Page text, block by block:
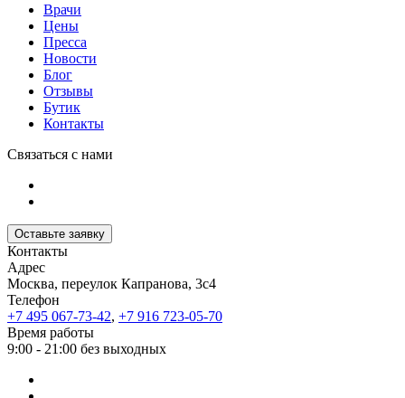
Врачи
Цены
Пресса
Новости
Блог
Отзывы
Бутик
Контакты
Связаться с нами
Оставьте заявку
Контакты
Адрес
Москва, переулок Капранова, 3с4
Телефон
+7 495 067-73-42, +7 916 723-05-70
Время работы
9:00 - 21:00 без выходных